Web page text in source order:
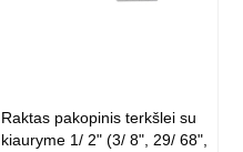
Raktas pakopinis terkšlei su
kiauryme 1/ 2" (3/ 8", 29/ 68",